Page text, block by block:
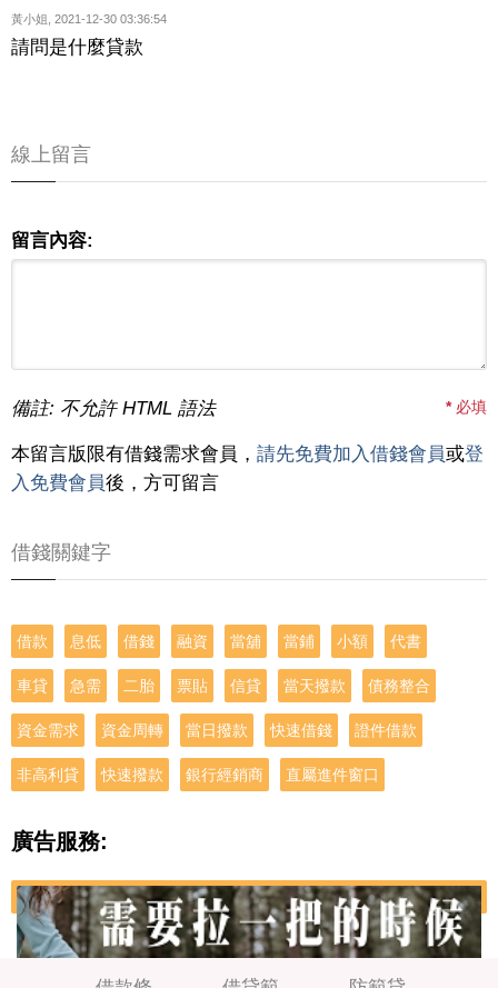
黃小姐 2021-12-30 03:36:54
請問是什麼貸款
線上留言
留言內容:
備註: 不允許 HTML 語法 *必填
本留言版限有借錢需求會員， 請先免費加入借錢會員或登
入免費會員後，方可留言
借錢關鍵字
借款 息低 借錢 融資 當舖 當鋪 小額 代書
車貸 急需 二胎 票貼 信貸 當天撥款 債務整合
資金需求 資金周轉 當日撥款 快速借錢 證件借款
非高利貸 快速撥款 銀行經銷商 直屬進件窗口
廣告服務: